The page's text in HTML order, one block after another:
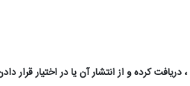
کرده و از انتشار آن یا در اختیار قرار